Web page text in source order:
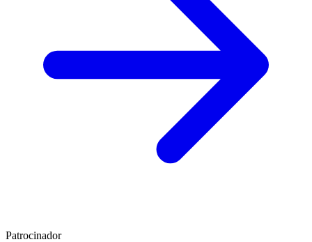
Patrocinador